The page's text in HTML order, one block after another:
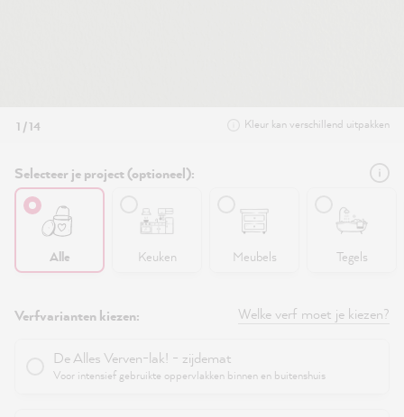
1 / 14 Kleur kan verschillend uitpakken
Selecteer je project (optioneel):
Alle Keuken Meubels Tegels
Verfvarianten kiezen: Welke verf moet je kiezen?
De Alles Verven-lak! - zijdemat
Voor intensief gebruikte oppervlakken binnen en buitenshuis